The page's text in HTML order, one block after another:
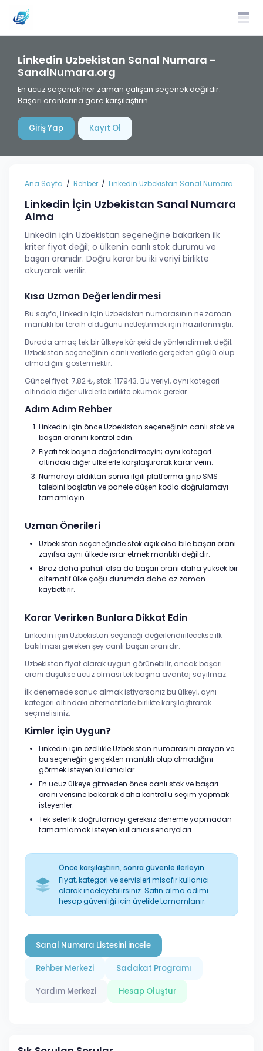
Linkedin Uzbekistan Sanal Numara -
SanalNumara.org
En ucuz seçenek her zaman çalışan seçenek değildir.
Başarı oranlarına göre karşılaştırın.
Giriş Yap Kayıt Ol
Ana Sayfa Rehber Linkedin Uzbekistan Sanal Numara
Linkedin İçin Uzbekistan Sanal Numara
Alma
Linkedin için Uzbekistan seçeneğine bakarken ilk
kriter fiyat değil; o ülkenin canlı stok durumu ve
başarı oranıdır. Doğru karar bu iki veriyi birlikte
okuyarak verilir.
Kısa Uzman Değerlendirmesi
Bu sayfa, Linkedin için Uzbekistan numarasının ne zaman
mantıklı bir tercih olduğunu netleştirmek için hazırlanmıştır.
Burada amaç tek bir ülkeye kör şekilde yönlendirmek değil;
Uzbekistan seçeneğinin canlı verilerle gerçekten güçlü olup
olmadığını göstermektir.
Güncel fiyat: 7,82 ₺, stok: 117943. Bu veriyi, aynı kategori
altındaki diğer ülkelerle birlikte okumak gerekir.
Adım Adım Rehber
Linkedin için önce Uzbekistan seçeneğinin canlı stok ve
başarı oranını kontrol edin.
Fiyatı tek başına değerlendirmeyin; aynı kategori
altındaki diğer ülkelerle karşılaştırarak karar verin.
Numarayı aldıktan sonra ilgili platforma girip SMS
talebini başlatın ve panele düşen kodla doğrulamayı
tamamlayın.
Uzman Önerileri
Uzbekistan seçeneğinde stok açık olsa bile başarı oranı
zayıfsa aynı ülkede ısrar etmek mantıklı değildir.
Biraz daha pahalı olsa da başarı oranı daha yüksek bir
alternatif ülke çoğu durumda daha az zaman
kaybettirir.
Karar Verirken Bunlara Dikkat Edin
Linkedin için Uzbekistan seçeneği değerlendirilecekse ilk
bakılması gereken şey canlı başarı oranıdır.
Uzbekistan fiyat olarak uygun görünebilir, ancak başarı
oranı düşükse ucuz olması tek başına avantaj sayılmaz.
İlk denemede sonuç almak istiyorsanız bu ülkeyi, aynı
kategori altındaki alternatiflerle birlikte karşılaştırarak
seçmelisiniz.
Kimler İçin Uygun?
Linkedin için özellikle Uzbekistan numarasını arayan ve
bu seçeneğin gerçekten mantıklı olup olmadığını
görmek isteyen kullanıcılar.
En ucuz ülkeye gitmeden önce canlı stok ve başarı
oranı verisine bakarak daha kontrollü seçim yapmak
isteyenler.
Tek seferlik doğrulamayı gereksiz deneme yapmadan
tamamlamak isteyen kullanıcı senaryoları.
Önce karşılaştırın, sonra güvenle ilerleyin
Fiyat, kategori ve servisleri misafir kullanıcı
olarak inceleyebilirsiniz. Satın alma adımı
hesap güvenliği için üyelikle tamamlanır.
Sanal Numara Listesini İncele
Rehber Merkezi Sadakat Programı
Yardım Merkezi Hesap Oluştur